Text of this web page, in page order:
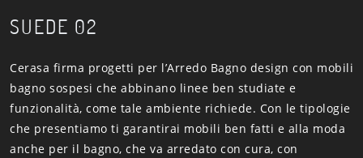
SUEDE 02
Cerasa firma progetti per l’Arredo Bagno design con mobili
bagno sospesi che abbinano linee ben studiate e
funzionalità, come tale ambiente richiede. Con le tipologie
che presentiamo ti garantirai mobili ben fatti e alla moda
anche per il bagno, che va arredato con cura, con